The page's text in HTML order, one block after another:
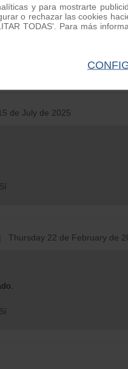
de July de 2025
22 de February de
y para mostrarte
o rechazar las cookies
TODAS'. Para más